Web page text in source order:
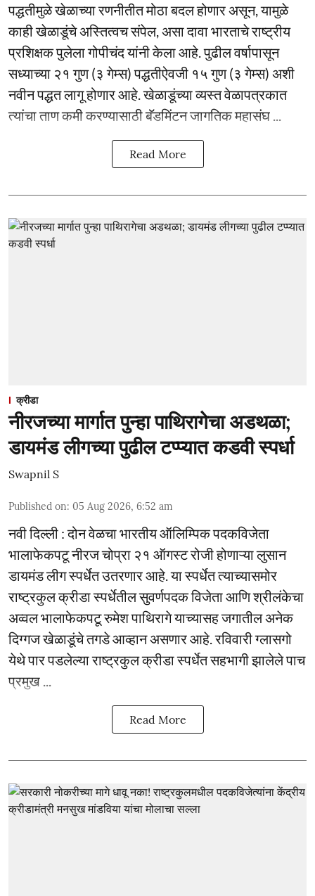
पद्धतीमुळे खेळाच्या रणनीतीत मोठा बदल होणार असून, यामुळे
काही खेळाडूंचे अस्तित्वच संपेल, असा दावा भारताचे राष्ट्रीय
प्रशिक्षक पुलेला गोपीचंद यांनी केला आहे. पुढील वर्षापासून
सध्याच्या २१ गुण (३ गेम्स) पद्धतीऐवजी १५ गुण (३ गेम्स) अशी
नवीन पद्धत लागू होणार आहे. खेळाडूंच्या व्यस्त वेळापत्रकात
त्यांचा ताण कमी करण्यासाठी बॅडमिंटन जागतिक महासंघ ...
Read More
क्रीडा
नीरजच्या मार्गात पुन्हा पाथिरागेचा अडथळा;
डायमंड लीगच्या पुढील टप्प्यात कडवी स्पर्धा
Swapnil S
Published on: 05 Aug 2026, 6:52 am
नवी दिल्ली : दोन वेळचा भारतीय ऑलिम्पिक पदकविजेता
भालाफेकपटू नीरज चोप्रा २१ ऑगस्ट रोजी होणाऱ्या लुसान
डायमंड लीग स्पर्धेत उतरणार आहे. या स्पर्धेत त्याच्यासमोर
राष्ट्रकुल क्रीडा स्पर्धेतील सुवर्णपदक विजेता आणि श्रीलंकेचा
अव्वल भालाफेकपटू रुमेश पाथिरागे याच्यासह जगातील अनेक
दिग्गज खेळाडूंचे तगडे आव्हान असणार आहे. रविवारी ग्लासगो
येथे पार पडलेल्या राष्ट्रकुल क्रीडा स्पर्धेत सहभागी झालेले पाच
प्रमुख ...
Read More